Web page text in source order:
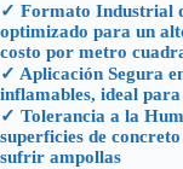
✓ Formato Industrial
optimizado para un
costo por metro
✓ Aplicación Segura
inflamables, ideal
✓ Tolerancia a la
superficies de
sufrir ampollas